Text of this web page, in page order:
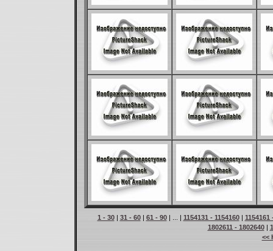
1 - 30| 31 - 60| 61 - 90| ... | 1154131 - 1154160| 1154161
1802611 - 1802640|
<<